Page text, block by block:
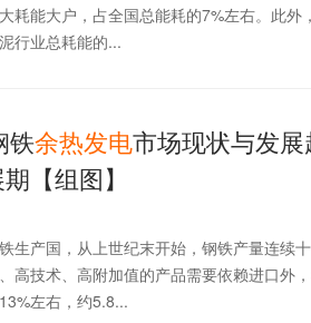
耗能大户，占全国总能耗的7%左右。此外
行业总耗能的...
铁余热发电市场现状与发
【组图】
生产国，从上世纪末开始，钢铁产量连续
高技术、高附加值的产品需要依赖进口外
左右，约5.8...